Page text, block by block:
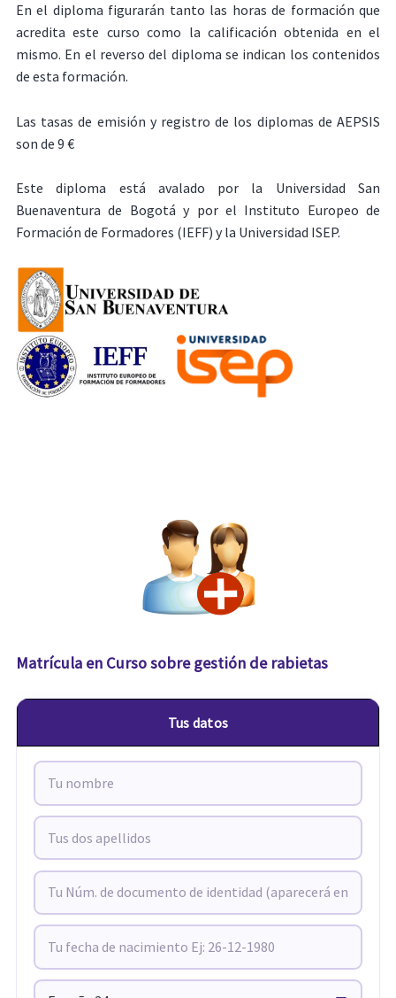
En el diploma figurarán tanto las horas de formación que
acredita este curso como la calificación obtenida en el
mismo. En el reverso del diploma se indican los contenidos
de esta formación.
Las tasas de emisión y registro de los diplomas de AEPSIS
son de 9 €
Este diploma está avalado por la Universidad San
Buenaventura de Bogotá y por el Instituto Europeo de
Formación de Formadores (IEFF) y la Universidad ISEP.
Matrícula en Curso sobre gestión de rabietas
Tus datos